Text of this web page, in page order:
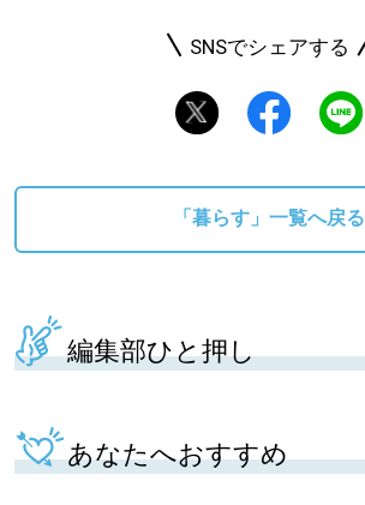
SNSでシェアする
「暮らす」一覧へ戻る
編集部ひと押し
あなたへおすすめ